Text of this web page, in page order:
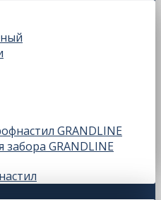
GRANDLINE
GRANDLINE